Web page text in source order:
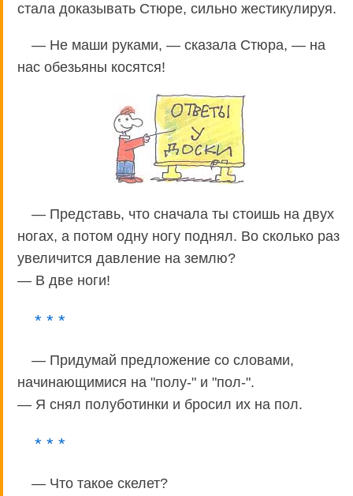
стала доказывать Стюре, сильно жестикулируя.
— Не маши руками, — сказала Стюра, — на
нас обезьяны косятся!
— Представь, что сначала ты стоишь на двух
ногах, а потом одну ногу поднял. Во сколько раз
увеличится давление на землю?
— В две ноги!
* * *
— Придумай предложение со словами,
начинающимися на "полу-" и "пол-".
— Я снял полуботинки и бросил их на пол.
* * *
— Что такое скелет?